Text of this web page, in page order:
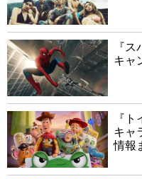
『
キャ
『
キャ
情報